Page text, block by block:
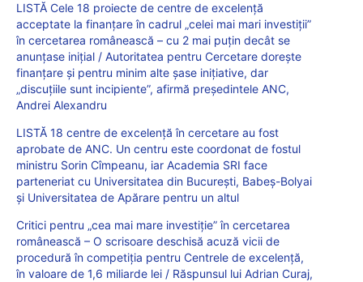
LISTĂ Cele 18 proiecte de centre de excelență
acceptate la finanțare în cadrul „celei mai mari investiții”
în cercetarea românească – cu 2 mai puțin decât se
anunțase inițial / Autoritatea pentru Cercetare dorește
finanțare și pentru minim alte șase inițiative, dar
„discuțiile sunt incipiente”, afirmă președintele ANC,
Andrei Alexandru
LISTĂ 18 centre de excelență în cercetare au fost
aprobate de ANC. Un centru este coordonat de fostul
ministru Sorin Cîmpeanu, iar Academia SRI face
parteneriat cu Universitatea din București, Babeș-Bolyai
și Universitatea de Apărare pentru un altul
Critici pentru „cea mai mare investiție” în cercetarea
românească – O scrisoare deschisă acuză vicii de
procedură în competiția pentru Centrele de excelență,
în valoare de 1,6 miliarde lei / Răspunsul lui Adrian Curaj,